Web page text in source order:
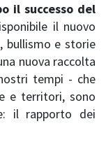
il successo del
il nuovo
bullismo e storie
nuova raccolta
tempi - che
e territori, sono
il rapporto dei